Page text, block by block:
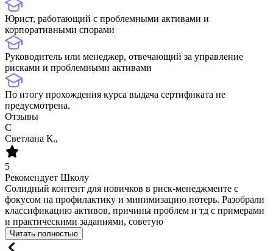
Юрист, работающий с проблемными активами и
корпоративными спорами
Руководитель или менеджер, отвечающий за управление
рисками и проблемными активами
По итогу прохождения курса выдача сертификата не
предусмотрена.
Отзывы
С
Светлана К.,
5
Рекомендует Школу
Солидный контент для новичков в риск-менеджменте с
фокусом на профилактику и минимизацию потерь. Разобрали
классификацию активов, причины проблем и тд с примерами
и практическими заданиями, советую
Читать полностью